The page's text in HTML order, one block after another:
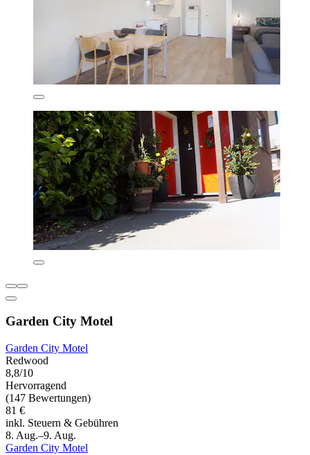
Garden City Motel
Garden City Motel
Redwood
8,8/10
Hervorragend
(147 Bewertungen)
81 €
inkl. Steuern & Gebühren
8. Aug.–9. Aug.
Garden City Motel